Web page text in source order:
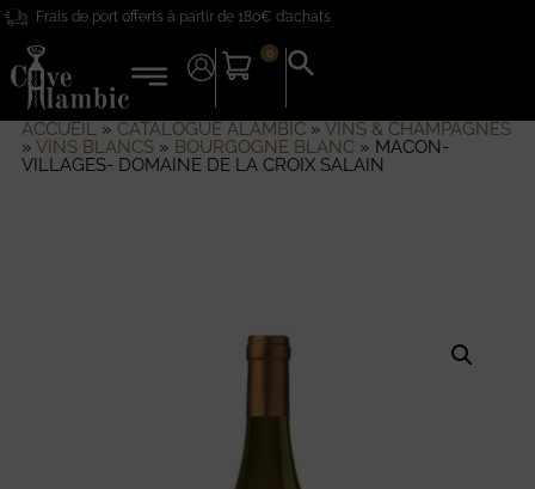
Frais de port offerts à partir de 180€ d’achats
0
Search
for:
ACCUEIL» CATALOGUE ALAMBIC» VINS & CHAMPAGNES
» VINS BLANCS» BOURGOGNE BLANC» MACON-
VILLAGES- DOMAINE DE LA CROIX SALAIN